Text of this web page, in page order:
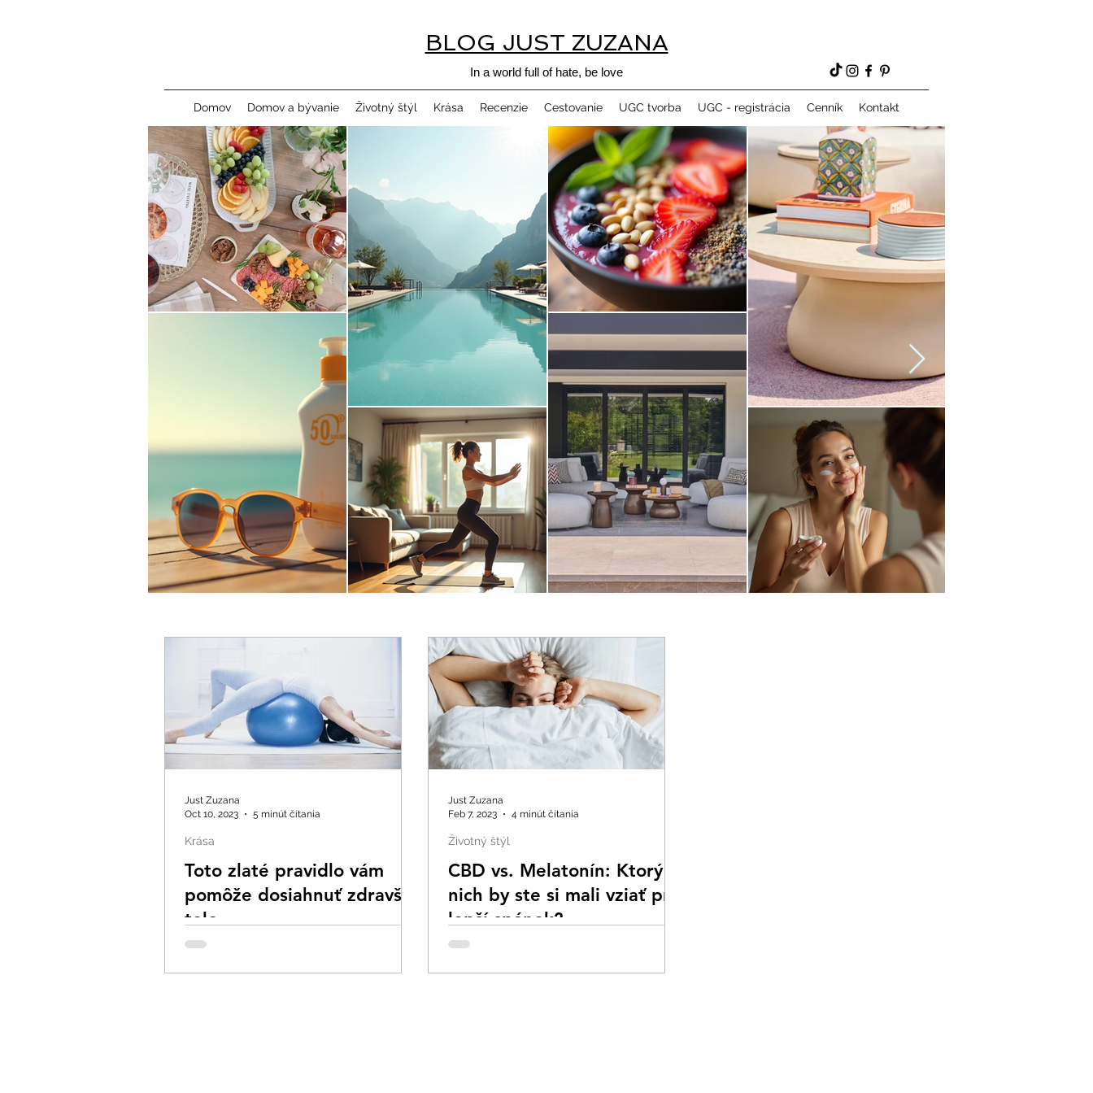
BLOG JUST ZUZANA
In a world full of hate, be love
Domov Domov a bývanie Životný štýl Krása Recenzie Cestovanie UGC tvorba UGC - registrácia Cenník Kontakt
Toto zlaté pravidlo vám
pomôže dosiahnuť zdravšie
telo
Krása
Just Zuzana
Oct 10, 2023
5 minút čítania
CBD vs. Melatonín: Ktorý z
nich by ste si mali vziať pre
lepší spánok?
Životný štýl
Just Zuzana
Feb 7, 2023
4 minút čítania